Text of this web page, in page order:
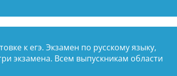
к егэ. Экзамен по русскому языку,
экзамена. Всем выпускникам области